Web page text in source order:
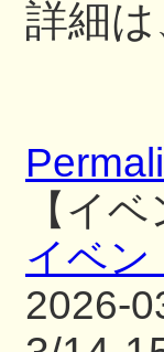
詳細は
【イ
イベン
2026-